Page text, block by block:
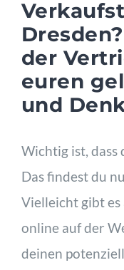
der
euren
und
Wichtig ist, dass
Das findest du
Vielleicht gibt es
online auf der
deinen